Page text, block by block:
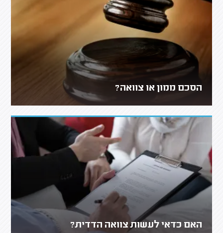
הסכם ממון או צוואה?
האם כדאי לעשות צוואה הדדית?